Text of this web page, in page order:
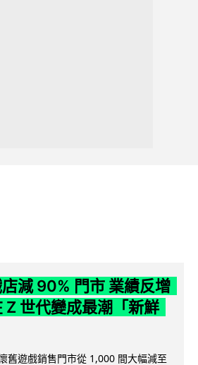
減 90% 門市 業績反增
Z 世代變成最潮「新鮮
舊遊戲銷售門市從 1,000 間大幅減至